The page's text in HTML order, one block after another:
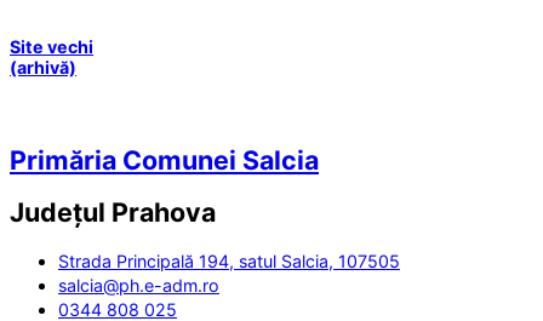
Site vechi
(arhivă)
Primăria Comunei Salcia
Județul Prahova
Strada Principală 194, satul Salcia, 107505
salcia@ph.e-adm.ro
0344 808 025